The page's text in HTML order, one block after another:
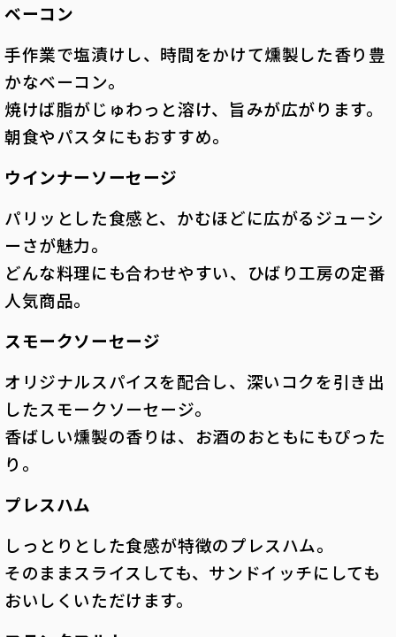
ベーコン
手作業で塩漬けし、時間をかけて燻製した香り豊
かなベーコン。
焼けば脂がじゅわっと溶け、旨みが広がります。
朝食やパスタにもおすすめ。
ウインナーソーセージ
パリッとした食感と、かむほどに広がるジューシ
ーさが魅力。
どんな料理にも合わせやすい、ひばり工房の定番
人気商品。
スモークソーセージ
オリジナルスパイスを配合し、深いコクを引き出
したスモークソーセージ。
香ばしい燻製の香りは、お酒のおともにもぴった
り。
プレスハム
しっとりとした食感が特徴のプレスハム。
そのままスライスしても、サンドイッチにしても
おいしくいただけます。